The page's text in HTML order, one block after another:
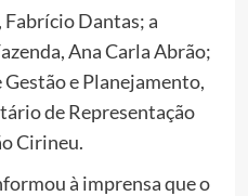
Dantas; a
Ana Carla Abrão;
e Planejamento,
de Representação
Cirineu.
à imprensa que o